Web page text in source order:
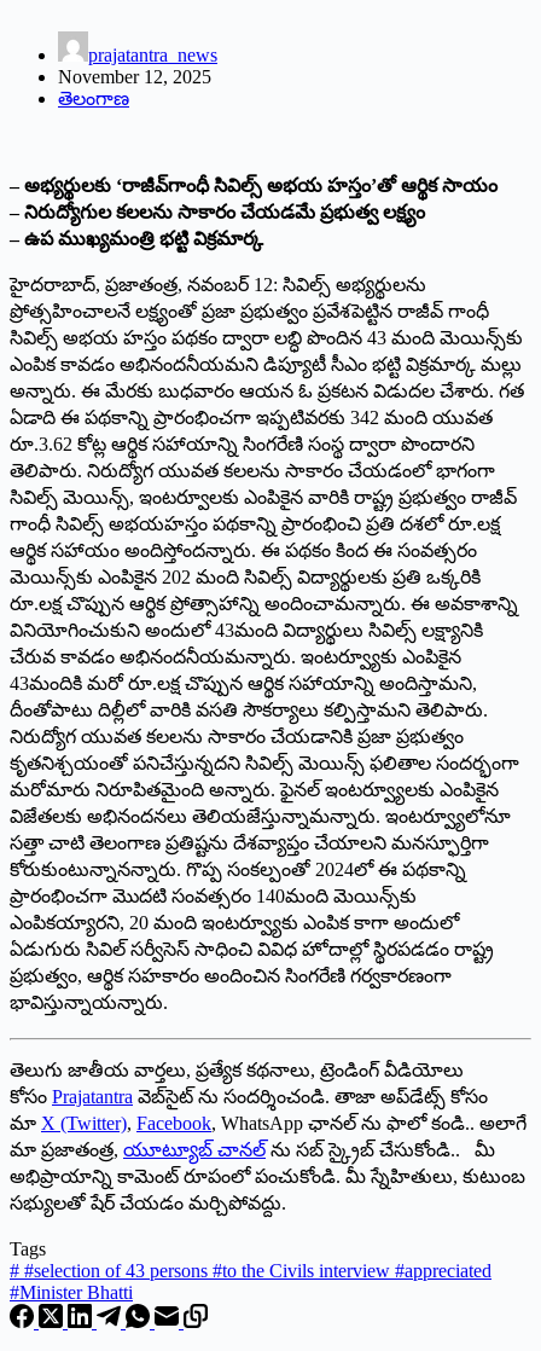
prajatantra_news
November 12, 2025
తెలంగాణ
– అభ్యర్థులకు ‘రాజీవ్‌గాంధీ సివిల్స్‌ అభయ హస్తం’తో ఆర్థిక సాయం
– నిరుద్యోగుల కలలను సాకారం చేయడమే ప్రభుత్వ లక్ష్యం
– ఉప ముఖ్యమంత్రి భట్టి విక్రమార్క
హైదరాబాద్‌, ప్రజాతంత్ర, నవంబర్‌ 12: సివిల్స్‌ అభ్యర్థులను
ప్రోత్సహించాలనే లక్ష్యంతో ప్రజా ప్రభుత్వం ప్రవేశపెట్టిన రాజీవ్‌ గాంధీ
సివిల్స్‌ అభయ హస్తం పథకం ద్వారా లబ్ధి పొందిన 43 మంది మెయిన్స్‌కు
ఎంపిక కావడం అభినందనీయమని డిప్యూటీ సీఎం భట్టి విక్రమార్క మల్లు
అన్నారు. ఈ మేరకు బుధవారం ఆయన ఓ ప్రకటన విడుదల చేశారు. గత
ఏడాది ఈ పథకాన్ని ప్రారంభించగా ఇప్పటివరకు 342 మంది యువత
రూ.3.62 కోట్ల ఆర్థిక సహాయాన్ని సింగరేణి సంస్థ ద్వారా పొందారని
తెలిపారు. నిరుద్యోగ యువత కలలను సాకారం చేయడంలో భాగంగా
సివిల్స్‌ మెయిన్స్‌, ఇంటర్వూలకు ఎంపికైన వారికి రాష్ట్ర ప్రభుత్వం రాజీవ్‌
గాంధీ సివిల్స్‌ అభయహస్తం పథకాన్ని ప్రారంభించి ప్రతి దశలో రూ.లక్ష
ఆర్థిక సహాయం అందిస్తోందన్నారు. ఈ పథకం కింద ఈ సంవత్సరం
మెయిన్స్‌కు ఎంపికైన 202 మంది సివిల్స్‌ విద్యార్థులకు ప్రతి ఒక్కరికి
రూ.లక్ష చొప్పున ఆర్థిక ప్రోత్సాహాన్ని అందించామన్నారు. ఈ అవకాశాన్ని
వినియోగించుకుని అందులో 43మంది విద్యార్థులు సివిల్స్‌ లక్ష్యానికి
చేరువ కావడం అభినందనీయమన్నారు. ఇంటర్వ్యూకు ఎంపికైన
43మందికి మరో రూ.లక్ష చొప్పున ఆర్థిక సహాయాన్ని అందిస్తామని,
దీంతోపాటు దిల్లీలో వారికి వసతి సౌకర్యాలు కల్పిస్తామని తెలిపారు.
నిరుద్యోగ యువత కలలను సాకారం చేయడానికి ప్రజా ప్రభుత్వం
కృతనిశ్చయంతో పనిచేస్తున్నదని సివిల్స్‌ మెయిన్స్‌ ఫలితాల సందర్భంగా
మరోమారు నిరూపితమైంది అన్నారు. ఫైనల్‌ ఇంటర్వ్యూలకు ఎంపికైన
విజేతలకు అభినందనలు తెలియజేస్తున్నామన్నారు. ఇంటర్వ్యూలోనూ
సత్తా చాటి తెలంగాణ ప్రతిష్టను దేశవ్యాప్తం చేయాలని మనస్ఫూర్తిగా
కోరుకుంటున్నానన్నారు. గొప్ప సంకల్పంతో 2024లో ఈ పథకాన్ని
ప్రారంభించగా మొదటి సంవత్సరం 140మంది మెయిన్స్‌కు
ఎంపికయ్యారని, 20 మంది ఇంటర్వ్యూకు ఎంపిక కాగా అందులో
ఏడుగురు సివిల్‌ సర్వీసెస్‌ సాధించి వివిధ హోదాల్లో స్థిరపడడం రాష్ట్ర
ప్రభుత్వం, ఆర్థిక సహకారం అందించిన సింగరేణి గర్వకారణంగా
భావిస్తున్నాయన్నారు.
తెలుగు జాతీయ వార్తలు, ప్రత్యేక కథనాలు, ట్రెండింగ్ వీడియోలు
కోసం Prajatantra వెబ్‌సైట్ ను సందర్శించండి. తాజా అప్‌డేట్స్ కోసం
మా X (Twitter), Facebook, WhatsApp ఛానల్ ను ఫాలో కండి.. అలాగే
మా ప్రజాతంత్ర, యూట్యూబ్ చానల్ ను సబ్ స్క్రైబ్ చేసుకోండి.. మీ
అభిప్రాయాన్ని కామెంట్ రూపంలో పంచుకోండి. మీ స్నేహితులు, కుటుంబ
సభ్యులతో షేర్ చేయడం మర్చిపోవద్దు.
Tags
# #selection of 43 persons #to the Civils interview #appreciated
#Minister Bhatti